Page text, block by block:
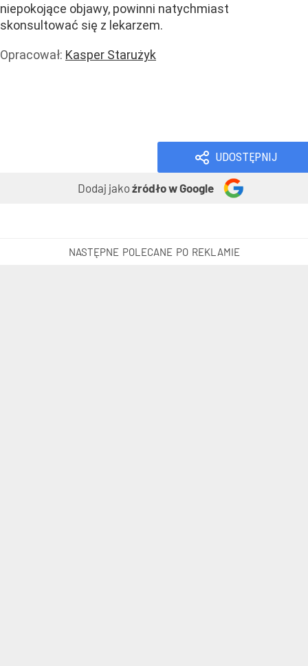
niepokojące objawy, powinni natychmiast
skonsultować się z lekarzem.
Opracował: Kasper Starużyk
UDOSTĘPNIJ
Dodaj jakoźródło w Google